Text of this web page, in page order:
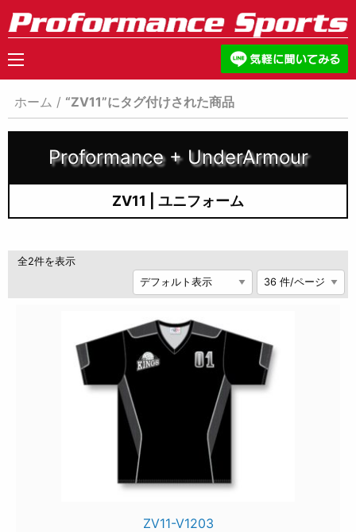
ホーム / “ZV11”にタグ付けされた商品
Proformance + UnderArmour
ZV11 | ユニフォーム
全2件を表示
ZV11-V1203